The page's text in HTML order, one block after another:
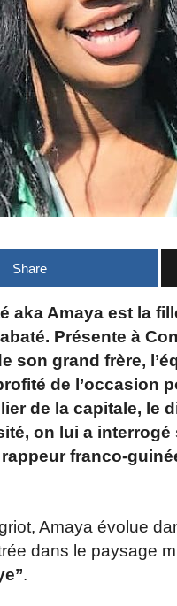
Share
aka Amaya est la
Présente à
son grand frère,
de l’occasion
de la capitale, le
on lui a
franco-
Amaya évolue
dans le paysage
.